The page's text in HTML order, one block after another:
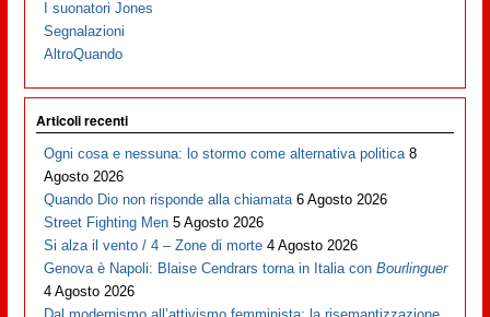
I suonatori Jones
Segnalazioni
AltroQuando
Articoli recenti
Ogni cosa e nessuna: lo stormo come alternativa politica 8
Agosto 2026
Quando Dio non risponde alla chiamata 6 Agosto 2026
Street Fighting Men 5 Agosto 2026
Si alza il vento / 4 – Zone di morte 4 Agosto 2026
Genova è Napoli: Blaise Cendrars torna in Italia conBourlinguer
4 Agosto 2026